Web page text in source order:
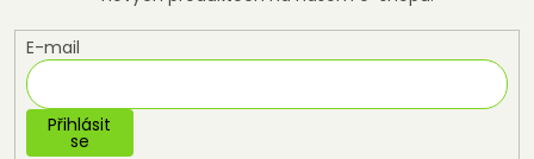
E-mail
Přihlásit
se